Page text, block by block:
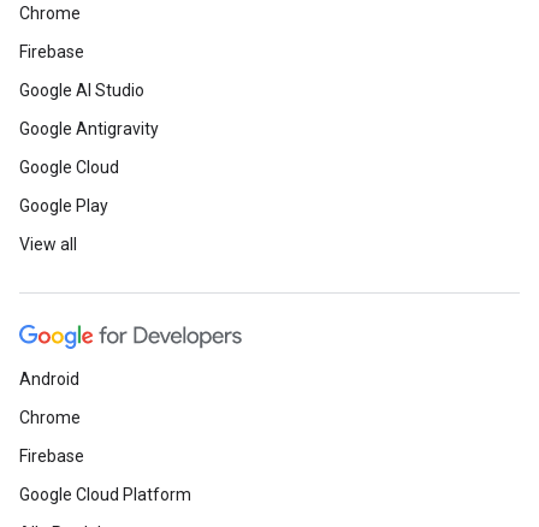
Chrome
Firebase
Google AI Studio
Google Antigravity
Google Cloud
Google Play
View all
Android
Chrome
Firebase
Google Cloud Platform